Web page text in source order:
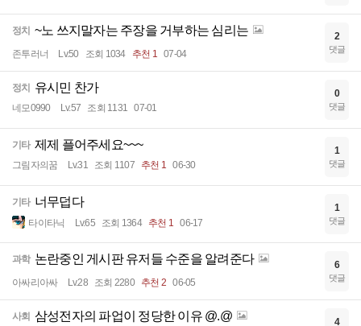
정치 ~노 쓰지말자는 주장을 거부하는 심리는
존투러너 Lv.50 조회 1034 추천 1 07-04
2
댓글
정치 유시민 찬가
네모0990 Lv.57 조회 1131 07-01
0
댓글
기타 제제 플어주세요~~~
그림자의꿈 Lv.31 조회 1107 추천 1 06-30
1
댓글
기타 너무덥다
타이타닉 Lv.65 조회 1364 추천 1 06-17
1
댓글
과학 논란중인 게시판 유저들 수준을 알려준다
아싸리아싸 Lv.28 조회 2280 추천 2 06-05
6
댓글
사회 삼성전자의 파업이 정당한 이유 @.@ 4